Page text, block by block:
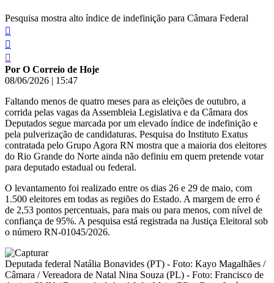
Pesquisa mostra alto índice de indefinição para Câmara Federal
Por O Correio de Hoje
08/06/2026 | 15:47
Faltando menos de quatro meses para as eleições de outubro, a
corrida pelas vagas da Assembleia Legislativa e da Câmara dos
Deputados segue marcada por um elevado índice de indefinição e
pela pulverização de candidaturas. Pesquisa do Instituto Exatus
contratada pelo Grupo Agora RN mostra que a maioria dos eleitores
do Rio Grande do Norte ainda não definiu em quem pretende votar
para deputado estadual ou federal.
O levantamento foi realizado entre os dias 26 e 29 de maio, com
1.500 eleitores em todas as regiões do Estado. A margem de erro é
de 2,53 pontos percentuais, para mais ou para menos, com nível de
confiança de 95%. A pesquisa está registrada na Justiça Eleitoral sob
o número RN-01045/2026.
Deputada federal Natália Bonavides (PT) - Foto: Kayo Magalhães /
Câmara / Vereadora de Natal Nina Souza (PL) - Foto: Francisco de